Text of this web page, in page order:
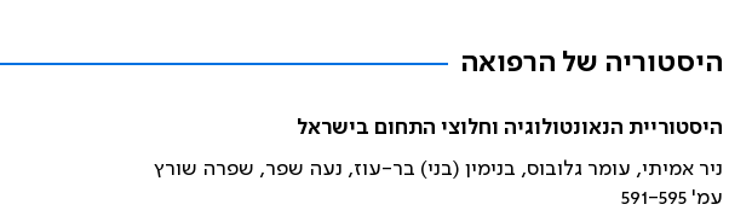
היסטוריה של הרפואה
היסטוריית הנאונטולוגיה וחלוצי התחום בישראל
ניר אמיתי, עומר גלובוס, בנימין (בני) בר-עוז, נעה שפר, שפרה שורץ
עמ' 591-595